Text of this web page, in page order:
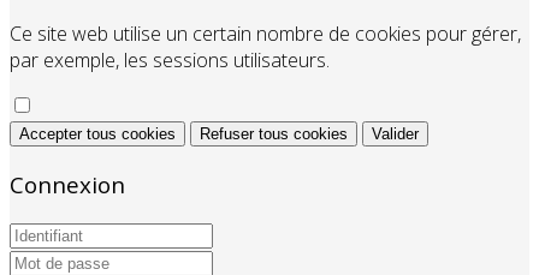
Ce site web utilise un certain nombre de cookies pour gérer,
par exemple, les sessions utilisateurs.
Accepter tous cookies Refuser tous cookies Valider
Connexion